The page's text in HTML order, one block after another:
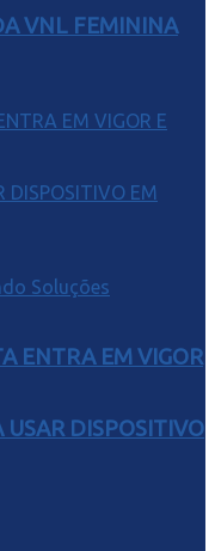
VNL FEMININA
ENTRA EM VIGOR
USAR DISPOSITIVO
Soluções